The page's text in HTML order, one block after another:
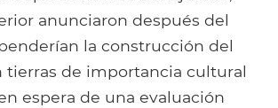
anunciaron después del
la construcción del
tierras de importancia cultural
espera de una evaluación